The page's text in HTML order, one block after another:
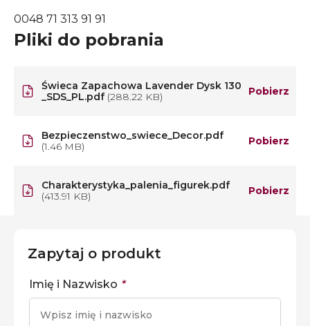
0048 71 313 91 91
Pliki do pobrania
Świeca Zapachowa Lavender Dysk 130
_SDS_PL.pdf (288.22 KB) Pobierz
Bezpieczenstwo_swiece_Decor.pdf
(1.46 MB)
Pobierz
Charakterystyka_palenia_figurek.pdf
(413.91 KB)
Pobierz
Zapytaj o produkt
Imię i Nazwisko *